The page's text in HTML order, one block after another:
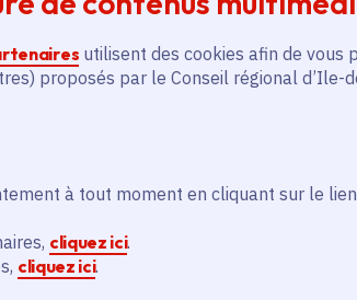
utilisent des cookies afin de vous
proposés par le Conseil régional d’Ile-
à tout moment en cliquant sur le
cliquez ici.
cliquez ici.